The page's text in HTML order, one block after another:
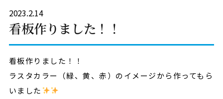
2023.2.14
看板作りました！！
看板作りました！！
ラスタカラー（緑、黄、赤）のイメージから作ってもら
いました